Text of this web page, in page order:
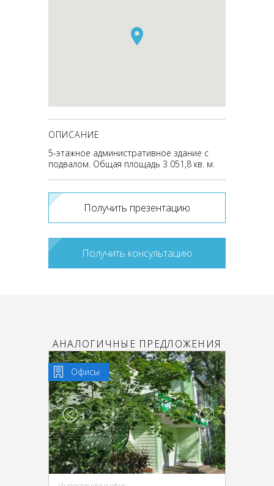
ОПИСАНИЕ
5-этажное административное здание с
подвалом. Общая площадь 3 051,8 кв. м.
Получить презентацию
Получить консультацию
АНАЛОГИЧНЫЕ ПРЕДЛОЖЕНИЯ
Офисы